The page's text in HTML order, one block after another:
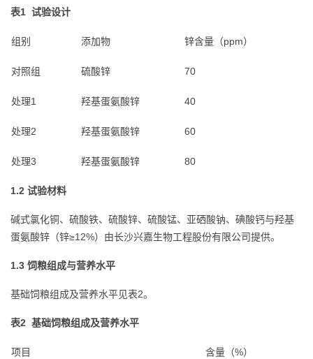
表1 试验设计
组别 添加物 锌含量（ppm）
对照组 硫酸锌 70
处理1 羟基蛋氨酸锌 40
处理2 羟基蛋氨酸锌 60
处理3 羟基蛋氨酸锌 80
1.2 试验材料
碱式氯化铜、硫酸铁、硫酸锌、硫酸锰、亚硒酸钠、碘酸钙与羟基
蛋氨酸锌（锌≥12%）由长沙兴嘉生物工程股份有限公司提供。
1.3 饲粮组成与营养水平
基础饲粮组成及营养水平见表2。
表2 基础饲粮组成及营养水平
项目 含量（%）